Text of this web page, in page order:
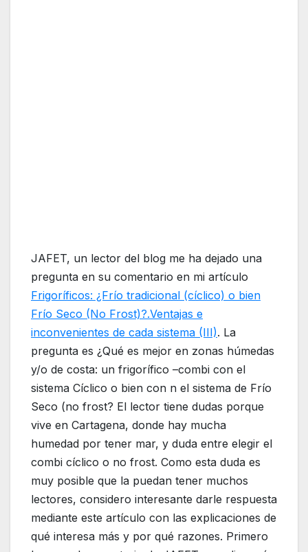
JAFET, un lector del blog me ha dejado una
pregunta en su comentario en mi artículo
Frigoríficos: ¿Frío tradicional (cíclico) o bien
Frío Seco (No Frost)?.Ventajas e
inconvenientes de cada sistema (III). La
pregunta es ¿Qué es mejor en zonas húmedas
y/o de costa: un frigorífico –combi con el
sistema Cíclico o bien con n el sistema de Frío
Seco (no frost? El lector tiene dudas porque
vive en Cartagena, donde hay mucha
humedad por tener mar, y duda entre elegir el
combi cíclico o no frost. Como esta duda es
muy posible que la puedan tener muchos
lectores, considero interesante darle respuesta
mediante este artículo con las explicaciones de
qué interesa más y por qué razones. Primero